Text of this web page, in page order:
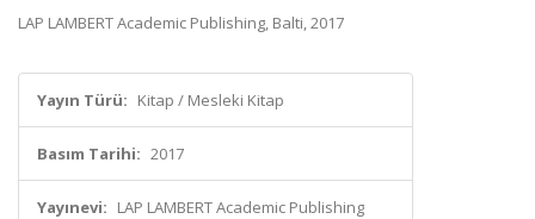
LAP LAMBERT Academic Publishing, Balti, 2017
Yayın Türü: Kitap / Mesleki Kitap
Basım Tarihi: 2017
Yayınevi: LAP LAMBERT Academic Publishing